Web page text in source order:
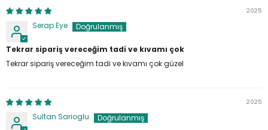
2025
Serap Eye
Tekrar sipariş vereceğim tadi ve kıvamı çok
Tekrar sipariş vereceğim tadi ve kıvamı çok güzel
2025
Sultan Sarioglu